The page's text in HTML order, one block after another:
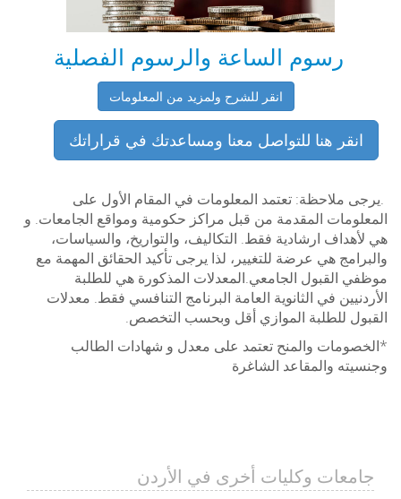
رسوم الساعة والرسوم الفصلية
انقر للشرح ولمزيد من المعلومات
انقر هنا للتواصل معنا ومساعدتك في قراراتك
.يرجى ملاحظة: تعتمد المعلومات في المقام الأول على
المعلومات المقدمة من قبل مراكز حكومية ومواقع الجامعات. و
هي لأهداف ارشادية فقط. التكاليف، والتواريخ، والسياسات،
والبرامج هي عرضة للتغيير، لذا يرجى تأكيد الحقائق المهمة مع
موظفي القبول الجامعي.المعدلات المذكورة هي للطلبة
الأردنيين في الثانوية العامة البرنامج التنافسي فقط. معدلات
القبول للطلبة الموازي أقل وبحسب التخصص.
*الخصومات والمنح تعتمد على معدل و شهادات الطالب
وجنسيته والمقاعد الشاغرة
جامعات وكليات أخرى في الأردن